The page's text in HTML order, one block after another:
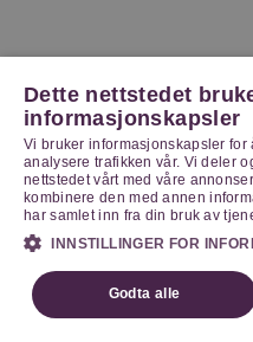
Dette nettstedet
informasjonskapsler
Vi bruker informasjonskapsler
analysere trafikken vår. Vi deler
nettstedet vårt med våre
kombinere den med annen
har samlet inn fra din bruk av
INNSTILLINGER FOR
Godta alle